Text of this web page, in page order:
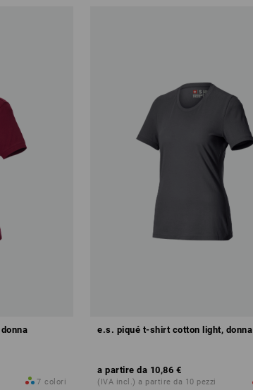
7 colori
e.s. piqué t-shirt cotton light, donna
a partire da 10,86 €
(IVA incl.) a partire da 10 pezzi